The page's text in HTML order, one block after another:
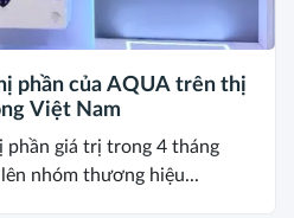
phần của AQUA trên thị
Việt Nam
phần giá trị trong 4 tháng
nhóm thương hiệu...